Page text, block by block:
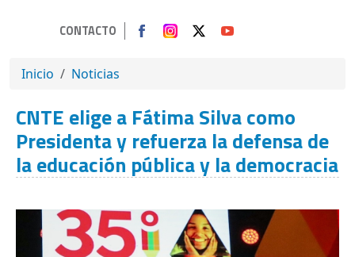
CONTACTO
SOBRESCRIBIR ENLACES DE AYUDA A
Inicio Noticias
CNTE elige a Fátima Silva como
Presidenta y refuerza la defensa de
la educación pública y la democracia